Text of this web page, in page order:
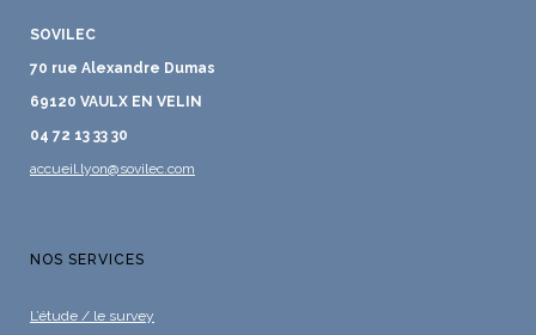
SOVILEC
70 rue Alexandre Dumas
69120 VAULX EN VELIN
04 72 13 33 30
accueil.lyon@sovilec.com
NOS SERVICES
L’étude / le survey